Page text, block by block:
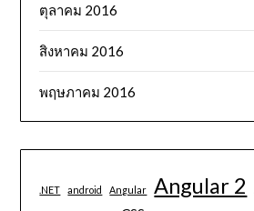
ตุลาคม 2016
สิงหาคม 2016
พฤษภาคม 2016
.NET android Angular Angular 2